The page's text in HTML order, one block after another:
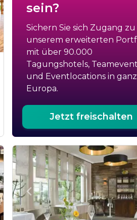
sein?
Sichern Sie sich Zugang zu
unserem erweiterten
mit über 90.000
Tagungshotels,
und Eventlocations in ganz
Europa.
Jetzt freischalten